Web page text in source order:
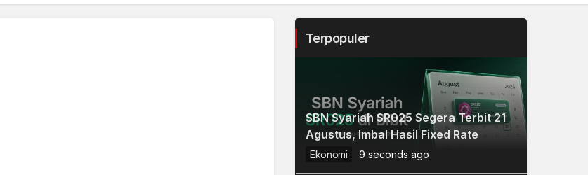
Terpopuler
SBN Syariah SR025 Segera Terbit 21
Agustus, Imbal Hasil Fixed Rate
Ekonomi 9 seconds ago
Bibit Insights: Investasi Aman &
Tenang dengan Return di Atas
Deposito
Jurnalistik 10 seconds ago